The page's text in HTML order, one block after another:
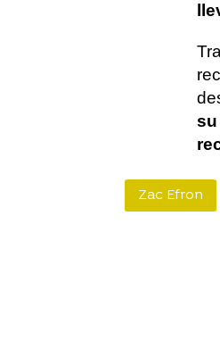
su
Zac Efron